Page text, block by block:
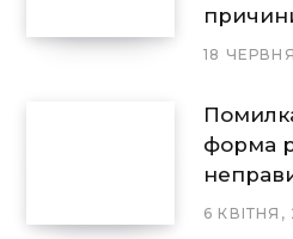
18
форма
6 КВІТНЯ,